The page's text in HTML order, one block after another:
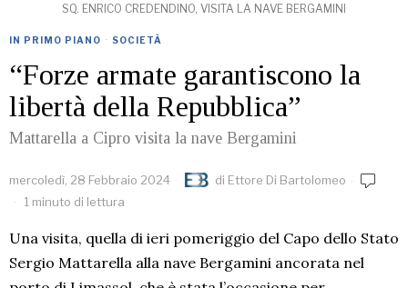
SQ. ENRICO CREDENDINO, VISITA LA NAVE BERGAMINI
IN PRIMO PIANO · SOCIETÀ
“Forze armate garantiscono la
libertà della Repubblica”
Mattarella a Cipro visita la nave Bergamini
mercoledì, 28 Febbraio 2024 di Ettore Di Bartolomeo
1 minuto di lettura
Una visita, quella di ieri pomeriggio del Capo dello Stato
Sergio Mattarella alla nave Bergamini ancorata nel